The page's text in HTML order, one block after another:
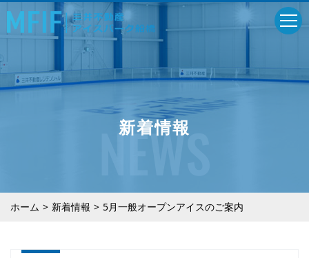
NEWS
新着情報
ホーム 新着情報 5月一般オープンアイスのご案内